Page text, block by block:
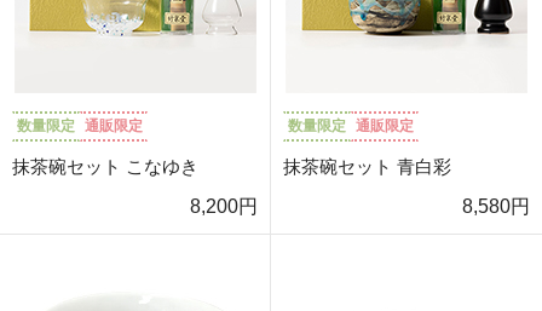
数量限定 通販限定
抹茶碗セット こなゆき
8,200円
数量限定 通販限定
抹茶碗セット 青白彩
8,580円